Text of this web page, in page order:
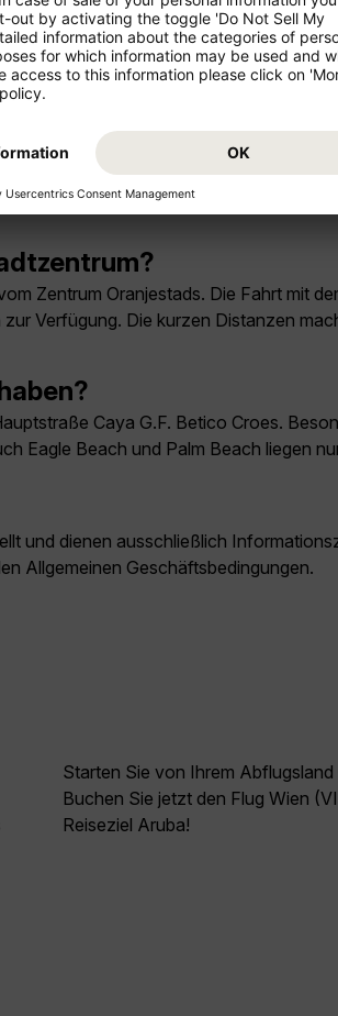
Tage. Wer Ausflüge in die
(Aruba) sehen?
und Ausflüge zum Arikok-Nationalpark.
Zentrum Oranjestads. Die Fahrt mit
Verfügung. Die kurzen Distanzen
Caya G.F. Betico Croes.
Eagle Beach und Palm Beach liegen
und dienen ausschließlich
Allgemeinen Geschäftsbedingungen.
Starten Sie von Ihrem
Buchen Sie jetzt den Flug Wien
Reiseziel Aruba!